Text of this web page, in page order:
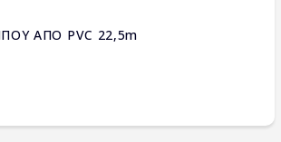
ΑΠΟ PVC 22,5m